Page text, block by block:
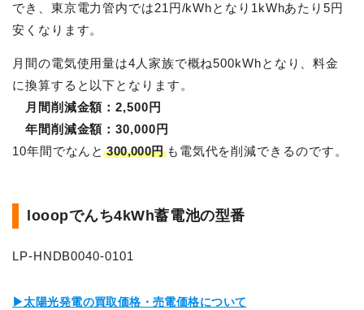
でき、東京電力管内では21円/kWhとなり1kWhあたり5円
安くなります。
月間の電気使用量は4人家族で概ね500kWhとなり、料金
に換算すると以下となります。
月間削減金額：2,500円
年間削減金額：30,000円
10年間でなんと300,000円も電気代を削減できるのです。
looopでんち4kWh蓄電池の型番
LP-HNDB0040-0101
▶太陽光発電の買取価格・売電価格について